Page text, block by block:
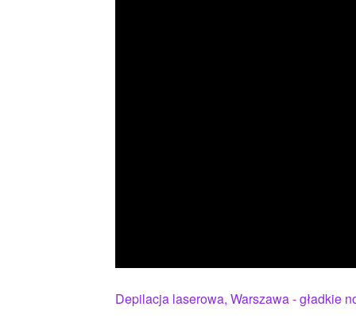
Depilacja laserowa, Warszawa - gładkie